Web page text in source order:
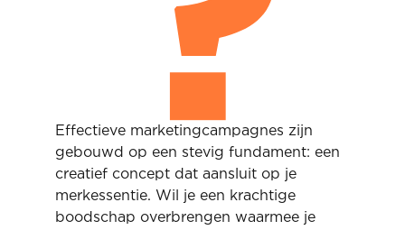
Effectieve marketingcampagnes zijn
gebouwd op een stevig fundament: een
creatief concept dat aansluit op je
merkessentie. Wil je een krachtige
boodschap overbrengen waarmee je